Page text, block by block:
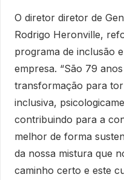
O diretor diretor de
Rodrigo Heronville,
programa de inclusão
empresa. “São 79
transformação para
inclusiva,
contribuindo para a
melhor de forma
da nossa mistura que
caminho certo e este